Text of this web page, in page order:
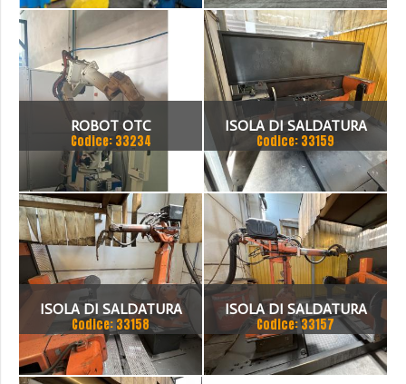
BINARIO UNICO,
COMPOSTO DA ROBOT DI
SALDATURA MARCA ABB,
ROBOT OTC
Codice: 33234
ISOLA DI SALDATURA
ROBOTIZZATA ABB
Codice: 33159
ISOLA DI SALDATURA
ROBOTIZZATA ABB
Codice: 33158
ISOLA DI SALDATURA
ROBOTIZZATA ABB
Codice: 33157